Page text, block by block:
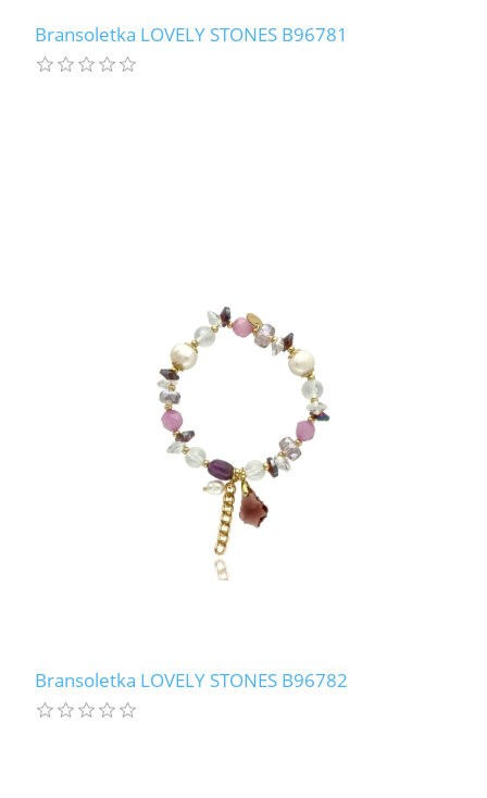
Bransoletka LOVELY STONES B96781
Bransoletka LOVELY STONES B96782